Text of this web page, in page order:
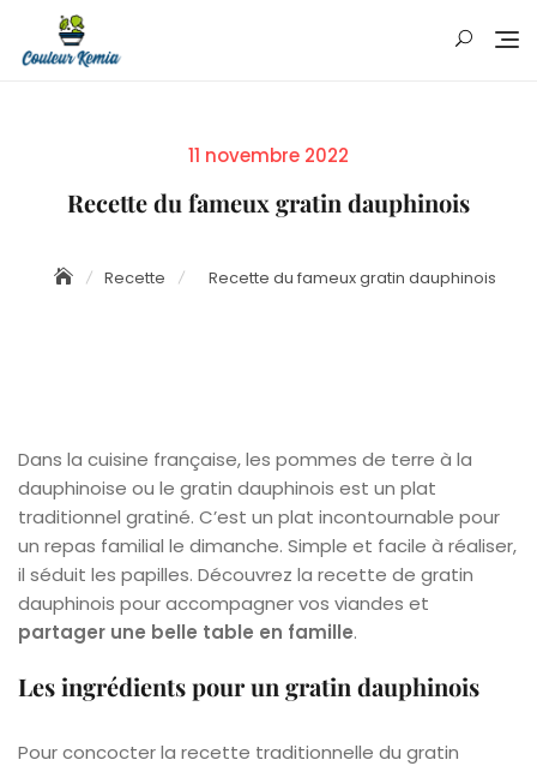
content
Posted
11 novembre 2022
Recette du fameux gratin dauphinois
Recette Recette du fameux gratin dauphinois
Dans la cuisine française, les pommes de terre à la
dauphinoise ou le gratin dauphinois est un plat
traditionnel gratiné. C’est un plat incontournable pour
un repas familial le dimanche. Simple et facile à réaliser,
il séduit les papilles. Découvrez la recette de gratin
dauphinois pour accompagner vos viandes et
partager une belle table en famille.
Les ingrédients pour un gratin dauphinois
Pour concocter la recette traditionnelle du gratin